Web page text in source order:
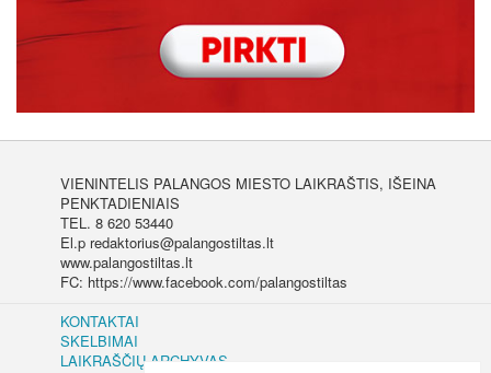
VIENINTELIS PALANGOS MIESTO LAIKRAŠTIS, IŠEINA
PENKTADIENIAIS
TEL. 8 620 53440
El.p redaktorius@palangostiltas.lt
www.palangostiltas.lt
FC: https://www.facebook.com/palangostiltas
KONTAKTAI
SKELBIMAI
LAIKRAŠČIŲ ARCHYVAS